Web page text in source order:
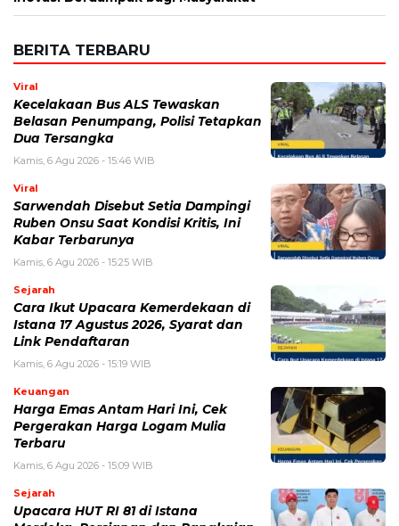
Simpan nama, email, dan situs web saya pada peramban ini
untuk komentar saya berikutnya.
Kamis, 6 Agustus 2026 - 13:29 WIB
Beasiswa Bakti BCA 2027 Resmi Dibuka, Cek Syarat,
Manfaat, dan Jadwal Pendaftarannya
Cek PIP 2026 Terbaru, Cara Melihat Status Penerima
dan Jadwal Pencairan
LPDP Terbaru, Jadwal, Syarat, dan Peluang Beasiswa
Pemerintah Indonesia